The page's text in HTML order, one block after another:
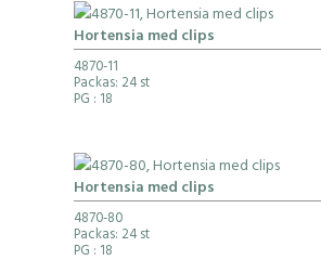
Hortensia med clips
4870-11
Packas: 24 st
PG : 18
Hortensia med clips
4870-80
Packas: 24 st
PG : 18